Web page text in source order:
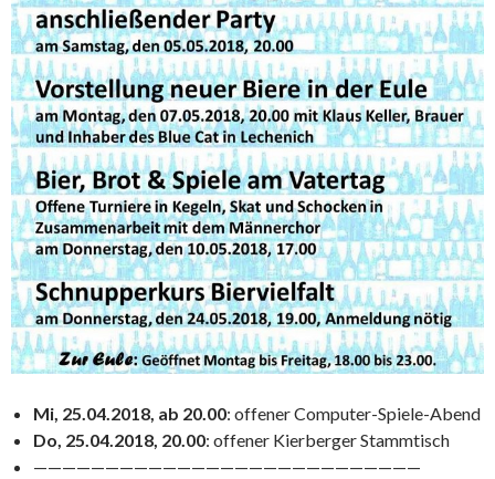
Mi, 25.04.2018, ab 20.00: offener Computer-Spiele-Abend
Do, 25.04.2018, 20.00: offener Kierberger Stammtisch
———————————————————————————